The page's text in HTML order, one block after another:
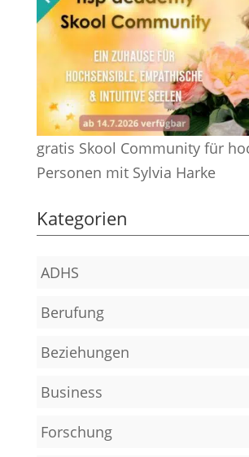
gratis Skool Community für
Personen mit Sylvia Harke
Kategorien
ADHS
Berufung
Beziehungen
Business
Forschung